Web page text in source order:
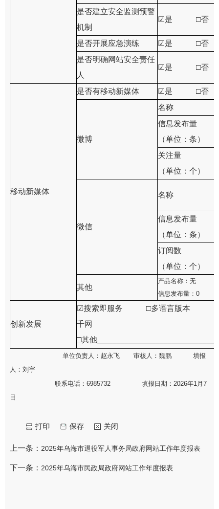
是否建立安全监测预警
机制
☑是 □否
是否开展应急演练 ☑是 □否
是否明确网站安全责任
人
☑是 □否
移动新媒体
是否有移动新媒体 ☑是 □否
微博
名称
信息发布量
（单位：条）
关注量
（单位：个）
微信
名称
信息发布量
（单位：条）
订阅数
（单位：个）
其他
产品名称 ： 无
信息发布量： 0
创新发展
☑搜索即服务 □多语言版本
千网
□其他
单位负责人：赵永飞 审核人：魏鹏
填报
人：刘宇
联系电话： 6985732 填报日期： 2026年1月 7
日
关闭
保存
打印
上一条： 2025年乌海市退役军人事务局政府网站工作年度报表
下一条： 2025年乌海市民政局政府网站工作年度报表